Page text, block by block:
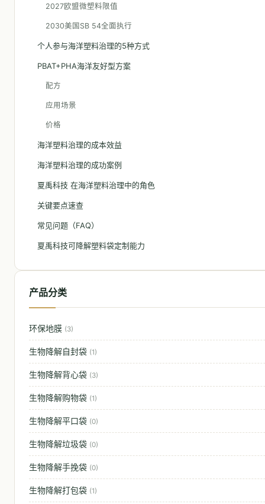
2027欧盟微塑料限值
2030美国SB 54全面执行
个人参与海洋塑料治理的5种方式
PBAT+PHA海洋友好型方案
配方
应用场景
价格
海洋塑料治理的成本效益
海洋塑料治理的成功案例
夏禹科技 在海洋塑料治理中的角色
关键要点速查
常见问题（FAQ）
夏禹科技可降解塑料袋定制能力
产品分类
环保地膜 (3)
生物降解自封袋 (1)
生物降解背心袋 (3)
生物降解购物袋 (1)
生物降解平口袋 (0)
生物降解垃圾袋 (0)
生物降解手挽袋 (0)
生物降解打包袋 (1)